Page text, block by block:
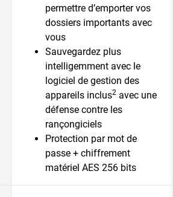
permettre d’emporter vos
dossiers importants avec
vous
Sauvegardez plus
intelligemment avec le
logiciel de gestion des
appareils inclus2 avec une
défense contre les
rançongiciels
Protection par mot de
passe + chiffrement
matériel AES 256 bits